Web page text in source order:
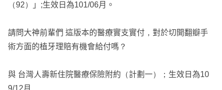
（92）」;生效日為101/06月。
請問大神前輩們 這版本的醫療實支實付，對於切開翻瓣手
術方面的植牙理賠有機會給付嗎？
與 台灣人壽新住院醫療保險附約（計劃一）；生效日為10